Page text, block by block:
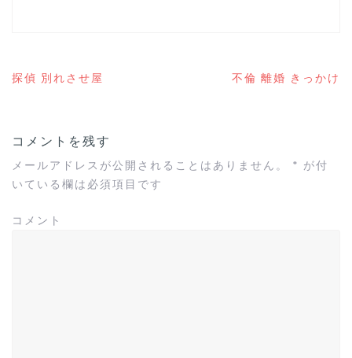
ビ
ゲ
ー
シ
探偵 別れさせ屋 不倫 離婚 きっかけ
コメントを残す
メールアドレスが公開されることはありません。 * が付
いている欄は必須項目です
コメント